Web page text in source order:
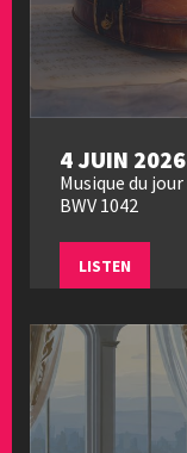
4 JUIN 2026
Musique du
BWV 1042
LISTEN